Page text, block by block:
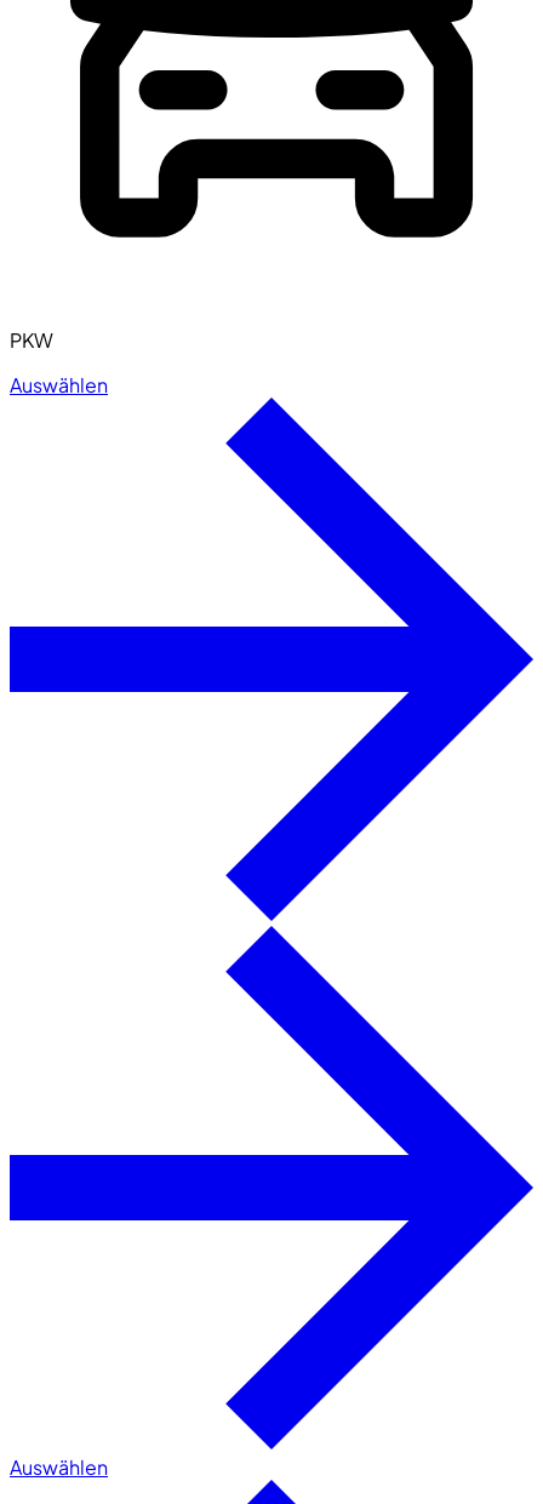
PKW
Auswählen
Auswählen